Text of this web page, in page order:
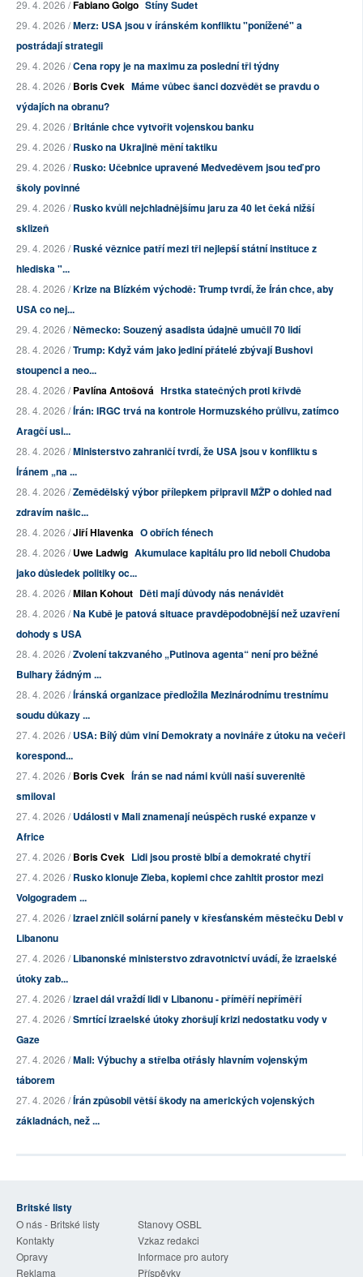
29. 4. 2026 /Fabiano Golgo Stíny Sudet
29. 4. 2026 /Merz: USA jsou v íránském konfliktu "ponížené" a
postrádají strategii
29. 4. 2026 /Cena ropy je na maximu za poslední tři týdny
28. 4. 2026 /Boris Cvek Máme vůbec šanci dozvědět se pravdu o
výdajích na obranu?
29. 4. 2026 /Británie chce vytvořit vojenskou banku
29. 4. 2026 /Rusko na Ukrajině mění taktiku
29. 4. 2026 /Rusko: Učebnice upravené Medveděvem jsou teď pro
školy povinné
29. 4. 2026 /Rusko kvůli nejchladnějšímu jaru za 40 let čeká nižší
sklizeň
29. 4. 2026 /Ruské věznice patří mezi tři nejlepší státní instituce z
hlediska "...
28. 4. 2026 /Krize na Blízkém východě: Trump tvrdí, že Írán chce, aby
USA co nej...
29. 4. 2026 /Německo: Souzený asadista údajně umučil 70 lidí
28. 4. 2026 /Trump: Když vám jako jediní přátelé zbývají Bushovi
stoupenci a neo...
28. 4. 2026 /Pavlína Antošová Hrstka statečných proti křivdě
28. 4. 2026 /Írán: IRGC trvá na kontrole Hormuzského průlivu, zatímco
Aragčí usi...
28. 4. 2026 /Ministerstvo zahraničí tvrdí, že USA jsou v konfliktu s
Íránem „na ...
28. 4. 2026 /Zemědělský výbor přílepkem připravil MŽP o dohled nad
zdravím našic...
28. 4. 2026 /Jiří Hlavenka O obřích fénech
28. 4. 2026 /Uwe Ladwig Akumulace kapitálu pro lid neboli Chudoba
jako důsledek politiky oc...
28. 4. 2026 /Milan Kohout Děti mají důvody nás nenávidět
28. 4. 2026 /Na Kubě je patová situace pravděpodobnější než uzavření
dohody s USA
28. 4. 2026 /Zvolení takzvaného „Putinova agenta“ není pro běžné
Bulhary žádným ...
28. 4. 2026 /Íránská organizace předložila Mezinárodnímu trestnímu
soudu důkazy ...
27. 4. 2026 /USA: Bílý dům viní Demokraty a novináře z útoku na večeři
korespond...
27. 4. 2026 /Boris Cvek Írán se nad námi kvůli naší suverenitě
smiloval
27. 4. 2026 /Události v Mali znamenají neúspěch ruské expanze v
Africe
27. 4. 2026 /Boris Cvek Lidi jsou prostě blbí a demokraté chytří
27. 4. 2026 /Rusko klonuje Zieba, kopiemi chce zahltit prostor mezi
Volgogradem ...
27. 4. 2026 /Izrael zničil solární panely v křesťanském městečku Debl v
Libanonu
27. 4. 2026 /Libanonské ministerstvo zdravotnictví uvádí, že izraelské
útoky zab...
27. 4. 2026 /Izrael dál vraždí lidi v Libanonu - příměří nepříměří
27. 4. 2026 /Smrtící izraelské útoky zhoršují krizi nedostatku vody v
Gaze
27. 4. 2026 /Mali: Výbuchy a střelba otřásly hlavním vojenským
táborem
27. 4. 2026 /Írán způsobil větší škody na amerických vojenských
základnách, než ...
Britské listy
O nás - Britské listy
Stanovy OSBL
Kontakty
Vzkaz redakci
Opravy
Informace pro autory
Reklama
Příspěvky